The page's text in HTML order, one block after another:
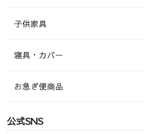
子供家具
寝具・カバー
お急ぎ便商品
公式SNS